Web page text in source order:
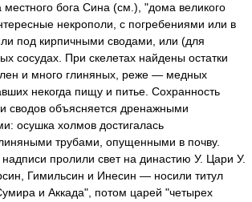
бога Сина (см.), "дома великого
некрополи, с погребениями или в
под кирпичными сводами, или (для
сосудах. При скелетах найдены остатки
и много глиняных, реже — медных
некогда пищу и питье. Сохранность
сводов объясняется дренажными
осушка холмов достигалась
трубами, опущенными в почву.
пролили свет на династию У. Цари У.
Гимильсин и Инесин — носили титул
и Аккада", потом царей "четырех